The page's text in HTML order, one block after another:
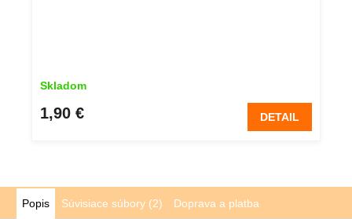
Skladom
1,90 € DETAIL
Popis Súvisiace súbory (2) Doprava a platba